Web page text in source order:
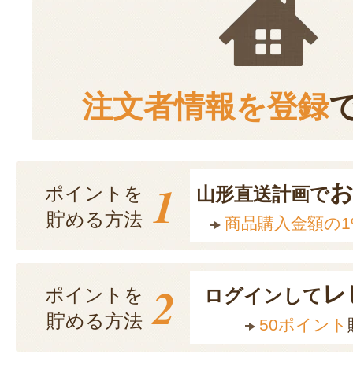
注文者情報を登録
ポイントを
貯める方法 1 山形直送計画で
商品購入金額の
ポイントを
貯める方法 2 ログインして
50ポイント